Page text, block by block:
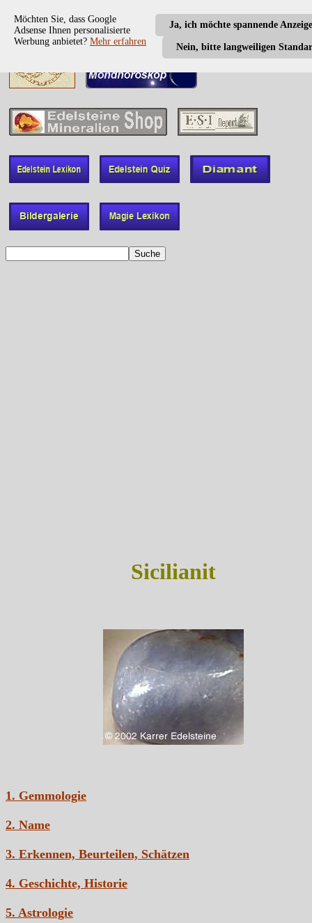
Ja, ich möchte spannende
Nein, bitte langweiligen
Möchten Sie, dass Google
Adsense Ihnen personalisierte
Werbung anbietet? Mehr erfahren
Sicilianit
1. Gemmologie
2. Name
3. Erkennen, Beurteilen, Schätzen
4. Geschichte, Historie
5. Astrologie